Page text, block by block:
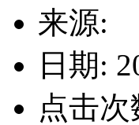
来源:
日期:
点击次